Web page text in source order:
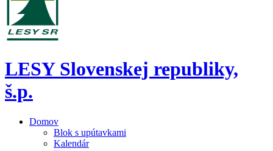
LESY Slovenskej republiky,
š.p.
Domov
Blok s upútavkami
Kalendár